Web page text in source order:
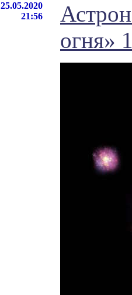
25.05.2020
21:56
огня»